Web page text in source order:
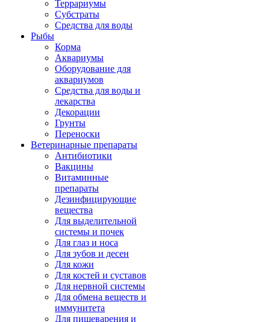
Террариумы
Субстраты
Средства для воды
Рыбы
Корма
Аквариумы
Оборудование для
аквариумов
Средства для воды и
лекарства
Декорации
Грунты
Переноски
Ветеринарные препараты
Антибиотики
Вакцины
Витаминные
препараты
Дезинфицирующие
вещества
Для выделительной
системы и почек
Для глаз и носа
Для зубов и десен
Для кожи
Для костей и суставов
Для нервной системы
Для обмена веществ и
иммунитета
Для пищеварения и